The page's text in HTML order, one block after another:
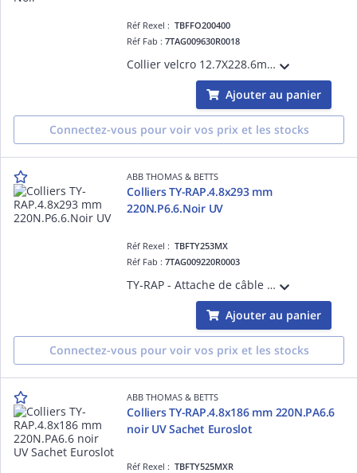
Réf Rexel :TBFFO200400
Réf Fab :7TAG009630R0018
Collier velcro 12.7X228.6mm Noir
Ajouter au panier
Connectez-vous pour voir vos prix et les stocks
ABB THOMAS & BETTS
Colliers TY-RAP.4.8x293 mm
220N.P6.6.Noir UV
Réf Rexel :TBFTY253MX
Réf Fab :7TAG009220R0003
TY-RAP - Attache de câble polyamide noir - TY-RAP largeur 4,8mm longueur 295 mm 222N - Nylon 6.6 - température -60° à 105°
Ajouter au panier
Connectez-vous pour voir vos prix et les stocks
ABB THOMAS & BETTS
Colliers TY-RAP.4.8x186 mm 220N.PA6.6
noir UV Sachet Euroslot
Réf Rexel :TBFTY525MXR